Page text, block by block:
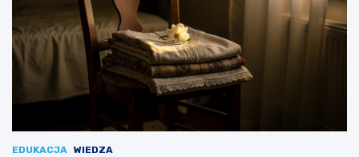
EDUKACJA WIEDZA